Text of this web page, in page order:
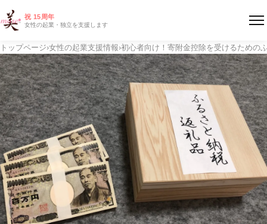
祝 15周年
女性の起業・独立を支援します
トップページ›女性の起業支援情報›初心者向け！寄附金控除を受けるための